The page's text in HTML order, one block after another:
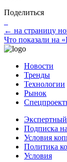
Поделиться
← на страницу
Что показали на
Новости
Тренды
Технологии
Рынок
Экспертный
Подписка
Условия
Политика
Условия